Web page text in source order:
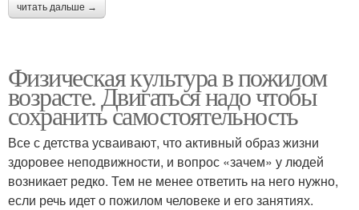
читать дальше →
Физическая культура в пожилом
возрасте. Двигаться надо чтобы
сохранить самостоятельность
Все с детства усваивают, что активный образ жизни
здоровее неподвижности, и вопрос «зачем» у людей
возникает редко. Тем не менее ответить на него нужно,
если речь идет о пожилом человеке и его занятиях.